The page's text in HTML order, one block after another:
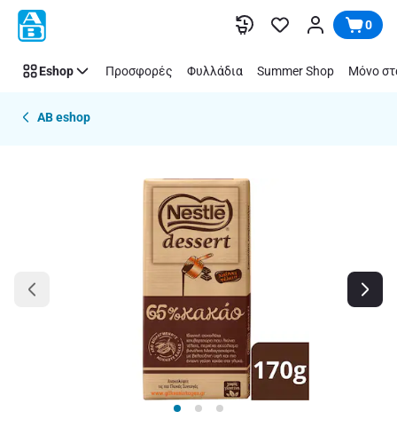
Παράλειψη 0
Eshop Προσφορές Φυλλάδια Summer Shop Μόνο
AB eshop